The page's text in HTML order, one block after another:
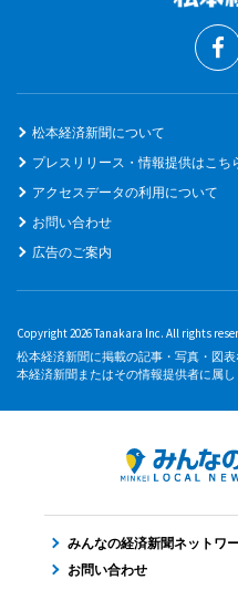
松本経済新聞について
プレスリリース・情報提供はこち
アクセスデータの利用について
お問い合わせ
広告のご案内
Copyright 2026 Tanakara Inc. All rights
松本経済新聞に掲載の記事・写真・図
本経済新聞またはその情報提供者に属し
みんなの経済新聞ネットワ
お問い合わせ